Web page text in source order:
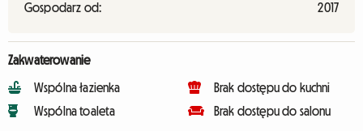
Gospodarz od:
2017
Zakwaterowanie
Wspólna łazienka
Wspólna toaleta
Brak dostępu do kuchni
Brak dostępu do salonu